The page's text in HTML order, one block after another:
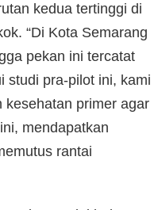
kedua tertinggi di
“Di Kota Semarang
pekan ini tercatat
studi pra-pilot ini, kami
kesehatan primer agar
mendapatkan
rantai